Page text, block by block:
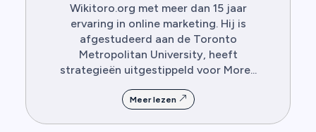
Wikitoro.org met meer dan 15 jaar
ervaring in online marketing. Hij is
afgestudeerd aan de Toronto
Metropolitan University, heeft
strategieën uitgestippeld voor More...
Meer lezen